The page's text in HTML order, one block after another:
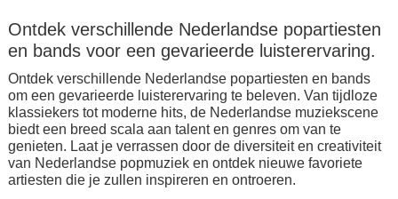
Ontdek verschillende Nederlandse popartiesten
en bands voor een gevarieerde luisterervaring.
Ontdek verschillende Nederlandse popartiesten en bands
om een gevarieerde luisterervaring te beleven. Van tijdloze
klassiekers tot moderne hits, de Nederlandse muziekscene
biedt een breed scala aan talent en genres om van te
genieten. Laat je verrassen door de diversiteit en creativiteit
van Nederlandse popmuziek en ontdek nieuwe favoriete
artiesten die je zullen inspireren en ontroeren.